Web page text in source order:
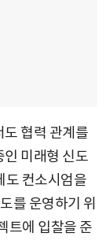
협력 관계를
미래형 신도
도 컨소시엄을
를 운영하기 위
트에 입찰을 준